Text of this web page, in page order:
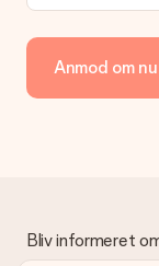
Vi tilbyder
kreditkort, faktura
manuel betaling
venligst vores
passende løsning.
Anmod om nu
Bliv informeret